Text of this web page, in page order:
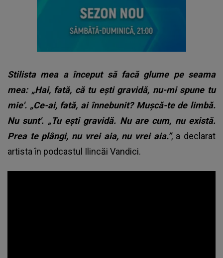
Stilista mea a început să facă glume pe seama
mea: „Hai, fată, că tu ești gravidă, nu-mi spune tu
mie'. „Ce-ai, fată, ai înnebunit? Mușcă-te de limbă.
Nu sunt'. „Tu ești gravidă. Nu are cum, nu există.
Prea te plângi, nu vrei aia, nu vrei aia.”, a declarat
artista în podcastul Ilincăi Vandici.